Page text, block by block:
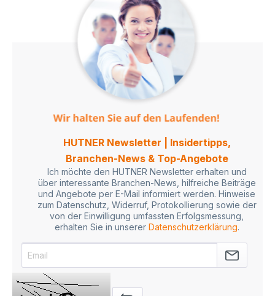
HUTNER Newsletter | Insidertipps,
Branchen-News & Top-Angebote
Ich möchte den HUTNER Newsletter erhalten und
über interessante Branchen-News, hilfreiche Beiträge
und Angebote per E-Mail informiert werden. Hinweise
zum Datenschutz, Widerruf, Protokollierung sowie der
von der Einwilligung umfassten Erfolgsmessung,
erhalten Sie in unserer Datenschutzerklärung.